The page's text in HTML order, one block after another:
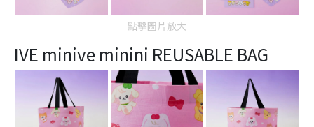
點擊圖片放大
IVE minive minini REUSABLE BAG